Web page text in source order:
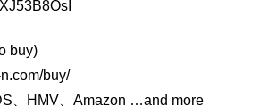
buy)
buy/
、HMV、Amazon …and more